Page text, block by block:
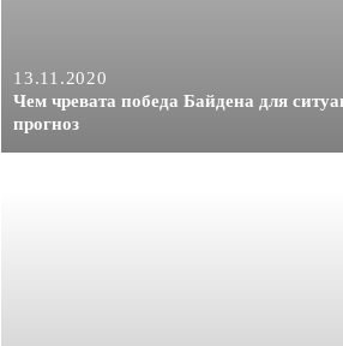
13.11.2020
Чем чревата победа Байдена для
прогноз